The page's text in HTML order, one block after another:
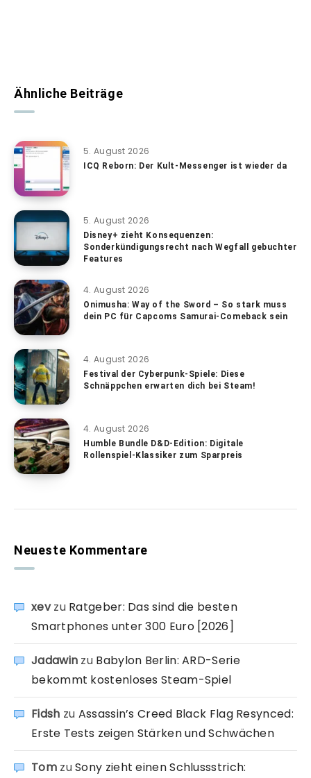
Ähnliche Beiträge
5. August 2026
ICQ Reborn: Der Kult-Messenger ist wieder da
5. August 2026
Disney+ zieht Konsequenzen:
Sonderkündigungsrecht nach Wegfall gebuchter
Features
4. August 2026
Onimusha: Way of the Sword – So stark muss
dein PC für Capcoms Samurai-Comeback sein
4. August 2026
Festival der Cyberpunk-Spiele: Diese
Schnäppchen erwarten dich bei Steam!
4. August 2026
Humble Bundle D&D-Edition: Digitale
Rollenspiel-Klassiker zum Sparpreis
Neueste Kommentare
xevzu Ratgeber: Das sind die besten
Smartphones unter 300 Euro [2026]
Jadawin zu Babylon Berlin: ARD-Serie
bekommt kostenloses Steam-Spiel
Fidsh zu Assassin’s Creed Black Flag Resynced:
Erste Tests zeigen Stärken und Schwächen
TomzuSony zieht einen Schlussstrich: